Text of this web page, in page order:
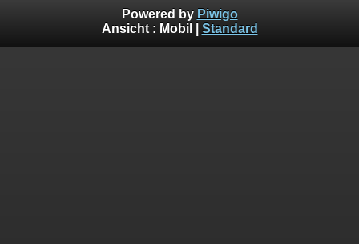
Powered by Piwigo
Ansicht : Mobil Standard